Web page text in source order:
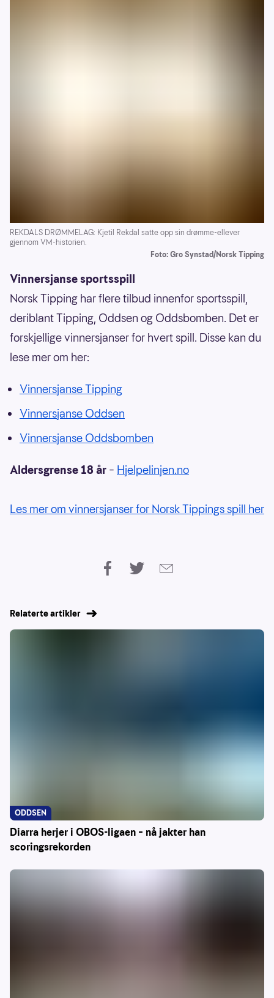
REKDALS DRØMMELAG: Kjetil Rekdal satte opp sin drømme-ellever
gjennom VM-historien.
Foto: Gro Synstad/Norsk Tipping
Vinnersjanse sportsspill
Norsk Tipping har flere tilbud innenfor sportsspill,
deriblant Tipping, Oddsen og Oddsbomben. Det er
forskjellige vinnersjanser for hvert spill. Disse kan du
lese mer om her:
Vinnersjanse Tipping
Vinnersjanse Oddsen
Vinnersjanse Oddsbomben
Aldersgrense 18 år – Hjelpelinjen.no
Les mer om vinnersjanser for Norsk Tippings spill her
Relaterte artikler
Diarra herjer i OBOS-ligaen – nå jakter han
scoringsrekorden
ODDSEN